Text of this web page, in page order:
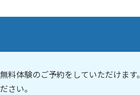
料体験のご予約をしていただけます。
さい。